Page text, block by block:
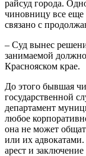
райсуд города.
чиновницу все еще
связано с
– Суд вынес
занимаемой
Краснояском крае.
До этого бывшая
государственной
департамент
любое
она не может
или их
арест и